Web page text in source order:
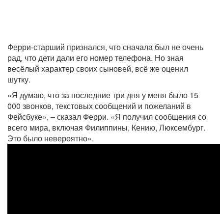
Ферри-старший признался, что сначала был не очень
рад, что дети дали его номер телефона. Но зная
весёлый характер своих сыновей, всё же оценил
шутку.
«Я думаю, что за последние три дня у меня было 15
000 звонков, текстовых сообщений и пожеланий в
Фейсбуке», – сказал Ферри. «Я получил сообщения со
всего мира, включая Филиппины, Кению, Люксембург.
Это было невероятно».